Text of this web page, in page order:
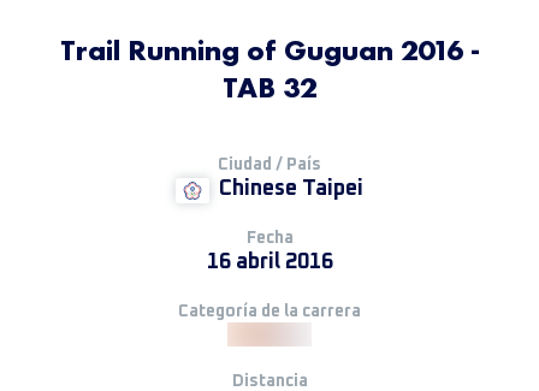
Trail Running of Guguan 2016 -
TAB 32
Ciudad / País
Chinese Taipei
Fecha
16 abril 2016
Categoría de la carrera
Distancia